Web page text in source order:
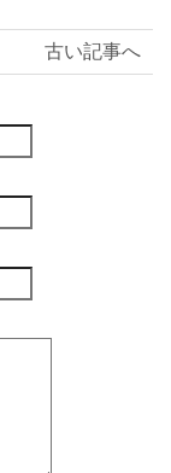
古い記事へ